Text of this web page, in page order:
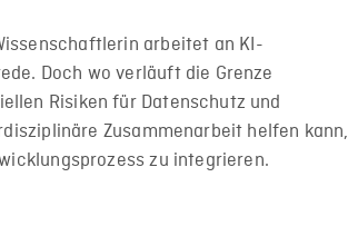
arbeitet an KI-
Doch wo verläuft die Grenze
Risiken für Datenschutz und
Zusammenarbeit helfen kann,
zu integrieren.